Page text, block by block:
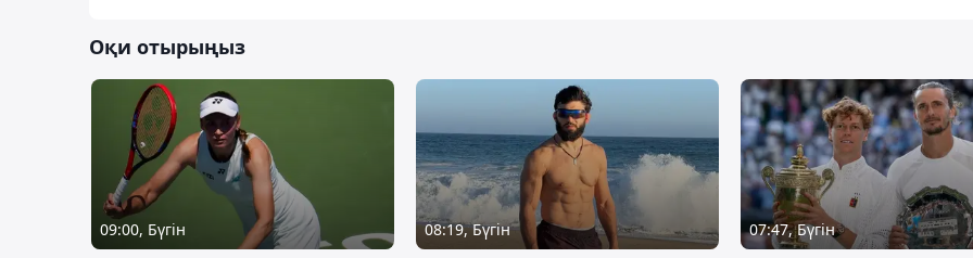
Оқи отырыңыз
09:00, Бүгін 08:19, Бүгін 07:47, Бүгін